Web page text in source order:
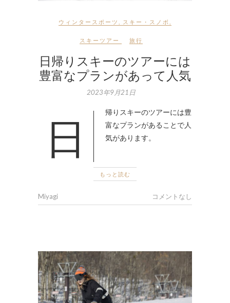
ウィンタースポーツ スキー・スノボ
スキーツアー 旅行
日帰りスキーのツアーには
豊富なプランがあって人気
2023年9月21日
日帰りスキーのツアーには豊
富なプランがあることで人
気があります。
もっと読む
Miyagi コメントなし